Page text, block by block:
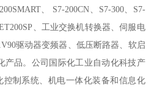
、 S7-200CN、S7-300、S7-
、工业交换机转换器、伺服电
驱动器变频器、低压断路器、软启
产品。公司国际化工业自动化科技产
制系统、机电一体化装备和信息化